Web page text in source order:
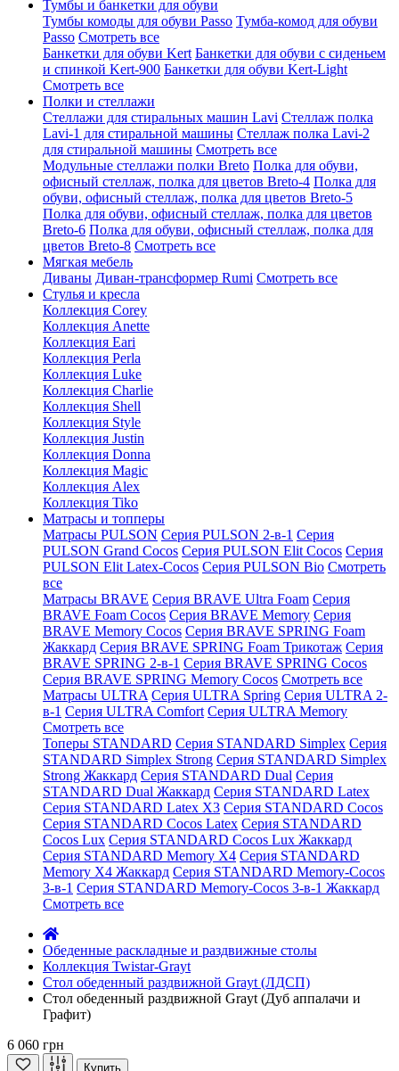
Тумбы и банкетки для обуви
Тумбы комоды для обуви Passo Тумба-комод для обуви
Passo Смотреть все
Банкетки для обуви Kert Банкетки для обуви с сиденьем
и спинкой Kert-900 Банкетки для обуви Kert-Light
Смотреть все
Полки и стеллажи
Стеллажи для стиральных машин Lavi Стеллаж полка
Lavi-1 для стиральной машины Стеллаж полка Lavi-2
для стиральной машины Смотреть все
Модульные стеллажи полки Breto Полка для обуви,
офисный стеллаж, полка для цветов Breto-4 Полка для
обуви, офисный стеллаж, полка для цветов Breto-5
Полка для обуви, офисный стеллаж, полка для цветов
Breto-6 Полка для обуви, офисный стеллаж, полка для
цветов Breto-8 Смотреть все
Мягкая мебель
Диваны Диван-трансформер Rumi Смотреть все
Стулья и кресла
Коллекция Corey
Коллекция Anette
Коллекция Eari
Коллекция Perla
Коллекция Luke
Коллекция Charlie
Коллекция Shell
Коллекция Style
Коллекция Justin
Коллекция Donna
Коллекция Magic
Коллекция Alex
Коллекция Tiko
Матрасы и топперы
Матрасы PULSON Серия PULSON 2-в-1 Серия
PULSON Grand Cocos Серия PULSON Elit Cocos Серия
PULSON Elit Latex-Cocos Серия PULSON Bio Смотреть
все
Матрасы BRAVE Серия BRAVE Ultra Foam Серия
BRAVE Foam Cocos Серия BRAVE Memory Серия
BRAVE Memory Cocos Серия BRAVE SPRING Foam
Жаккард Серия BRAVE SPRING Foam Трикотаж Серия
BRAVE SPRING 2-в-1 Серия BRAVE SPRING Cocos
Серия BRAVE SPRING Memory Cocos Смотреть все
Матрасы ULTRA Серия ULTRA Spring Серия ULTRA 2-
в-1 Серия ULTRA Comfort Серия ULTRA Memory
Смотреть все
Топеры STANDARD Серия STANDARD Simplex Серия
STANDARD Simplex Strong Серия STANDARD Simplex
Strong Жаккард Серия STANDARD Dual Серия
STANDARD Dual Жаккард Серия STANDARD Latex
Серия STANDARD Latex X3 Серия STANDARD Cocos
Серия STANDARD Cocos Latex Серия STANDARD
Cocos Lux Серия STANDARD Cocos Lux Жаккард
Серия STANDARD Memory X4 Серия STANDARD
Memory X4 Жаккард Серия STANDARD Memory-Cocos
3-в-1 Серия STANDARD Memory-Cocos 3-в-1 Жаккард
Смотреть все
Обеденные раскладные и раздвижные столы
Коллекция Twistar-Grayt
Стол обеденный раздвижной Grayt (ЛДСП)
Стол обеденный раздвижной Grayt (Дуб аппалачи и
Графит)
6 060 грн
Купить